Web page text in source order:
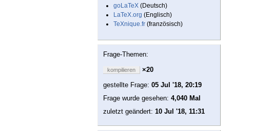
goLaTeX (Deutsch)
LaTeX.org (Englisch)
TeXnique.fr (französisch)
Frage-Themen:
kompilieren
×20
gestellte Frage: 05 Jul '18, 20:19
Frage wurde gesehen: 4,040 Mal
zuletzt geändert: 10 Jul '18, 11:31